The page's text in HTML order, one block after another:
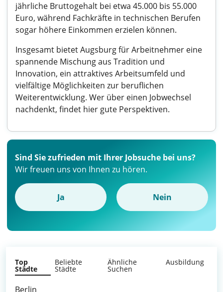
jährliche Bruttogehalt bei etwa 45.000 bis 55.000
Euro, während Fachkräfte in technischen Berufen
sogar höhere Einkommen erzielen können.
Insgesamt bietet Augsburg für Arbeitnehmer eine
spannende Mischung aus Tradition und
Innovation, ein attraktives Arbeitsumfeld und
vielfältige Möglichkeiten zur beruflichen
Weiterentwicklung. Wer über einen Jobwechsel
nachdenkt, findet hier gute Perspektiven.
Sind Sie zufrieden mit Ihrer Jobsuche bei uns?
Wir freuen uns von Ihnen zu hören.
Ja Nein
Top
Städte
Beliebte
Städte
Ähnliche
Suchen
Ausbildung
Berlin